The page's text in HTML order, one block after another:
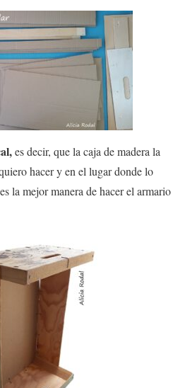
es decir, que la caja de madera la
hacer y en el lugar donde lo
la mejor manera de hacer el armario